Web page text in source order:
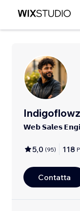
Indigoflowz
𝗪𝗲𝗯 𝗦𝗮𝗹𝗲𝘀
5,0 (95) 118
Contatta